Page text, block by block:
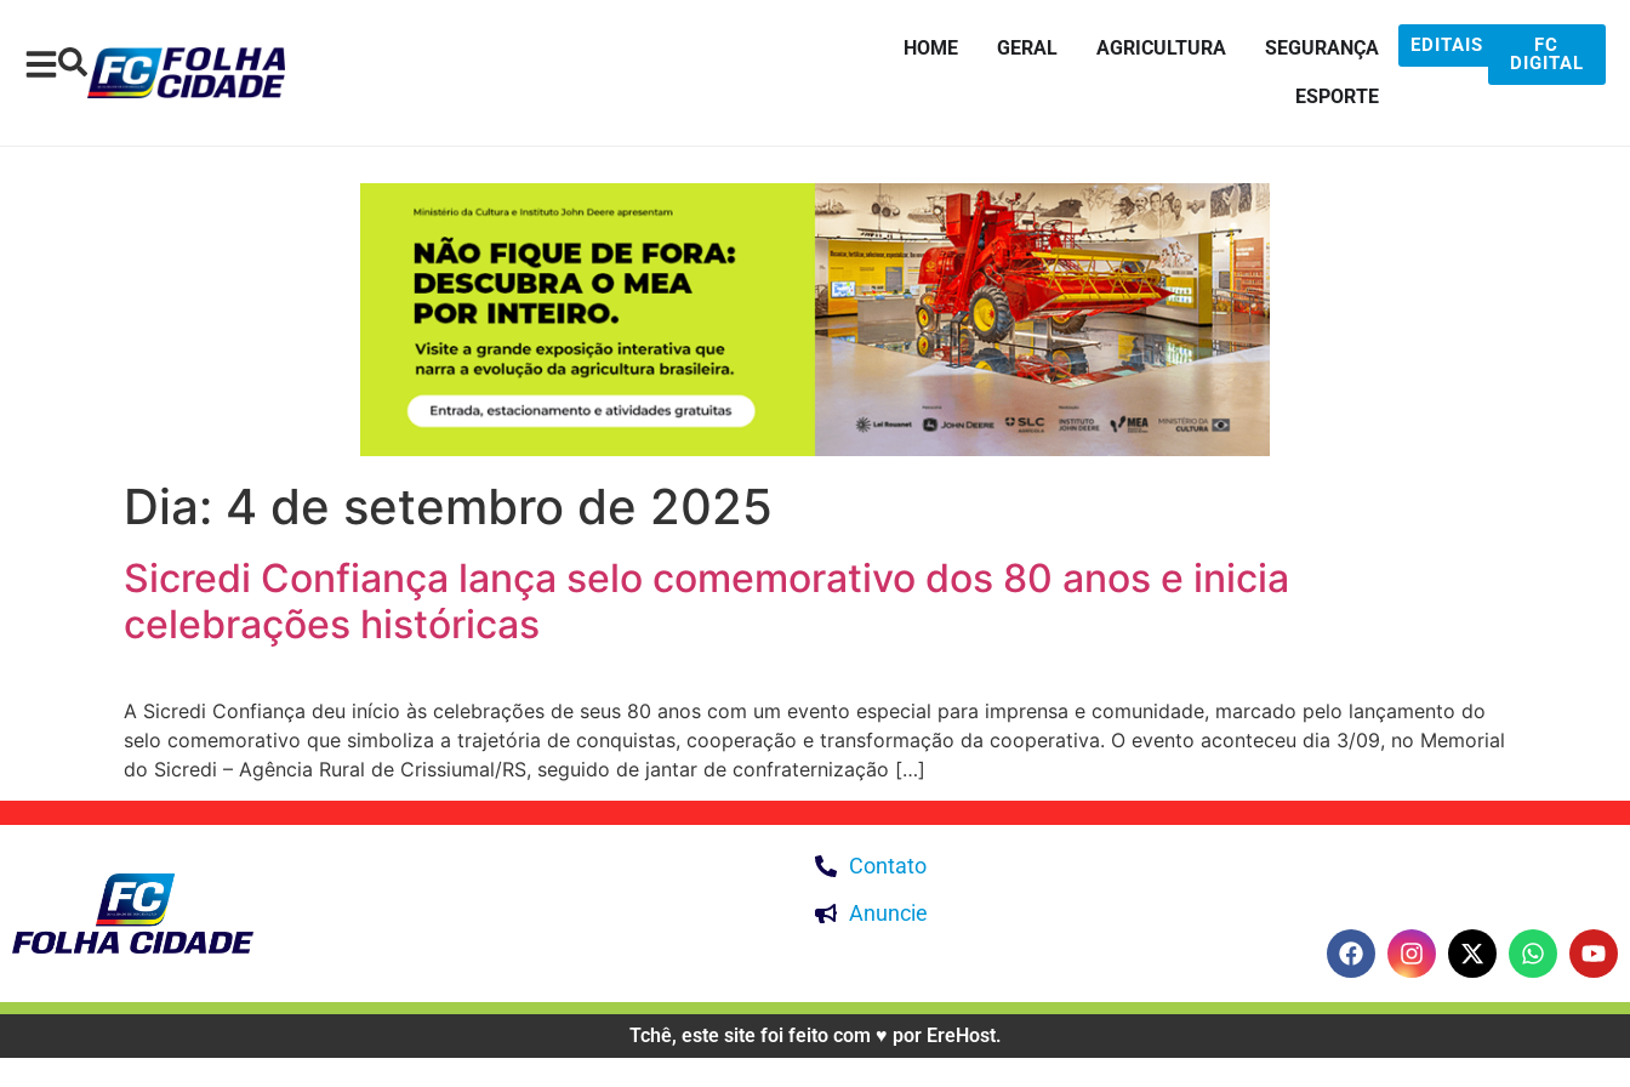
HOME GERAL AGRICULTURA SEGURANÇA
ESPORTE
EDITAIS
FC
DIGITAL
Dia: 4 de setembro de 2025
Sicredi Confiança lança selo comemorativo dos 80 anos e inicia
celebrações históricas
A Sicredi Confiança deu início às celebrações de seus 80 anos com um evento especial para imprensa e comunidade, marcado pelo lançamento do
selo comemorativo que simboliza a trajetória de conquistas, cooperação e transformação da cooperativa. O evento aconteceu dia 3/09, no Memorial
do Sicredi – Agência Rural de Crissiumal/RS, seguido de jantar de confraternização […]
Contato
Anuncie
Tchê, este site foi feito com ♥️ por EreHost.